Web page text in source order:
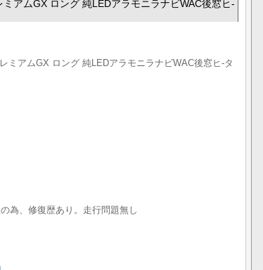
アムGX ロング 純LEDアラモニラナビWAC後窓ヒ-
ミアムGX ロング 純LEDアラモニラナビWAC後窓ヒ-タ
為、修復歴あり。走行問題無し